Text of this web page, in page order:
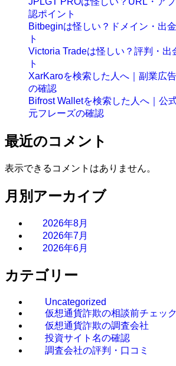
認ポイント
Bitbeginは怪しい？ドメイン・出
ト
Victoria Tradeは怪しい？評判・出
ト
XarKaroを検索した人へ｜副業広
の確認
Bifrost Walletを検索した人へ｜公
元フレーズの確認
最近のコメント
表示できるコメントはありません。
月別アーカイブ
2026年8月
2026年7月
2026年6月
カテゴリー
Uncategorized
仮想通貨詐欺の相談前チェック
仮想通貨詐欺の調査会社
投資サイト名の確認
調査会社の評判・口コミ